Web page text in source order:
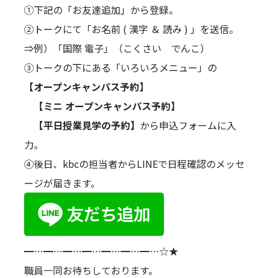
①下記の「お友達追加」から登録。
②トークにて「お名前 ( 漢字 ＆ 読み ) 」を送信。
⇒例）「国際 電子」（こくさい でんこ）
③トークの下にある「いろいろメニュー」の
【オープンキャンパス予約】
【ミニ オープンキャンパス予約】
【平日授業見学の予約】 から申込フォームに入
力。
④後日、kbcの担当者からLINEで日程確認のメッセ
ージが届きます。
━…━…━…━…━…━…━…☆★
職員一同お待ちしております。